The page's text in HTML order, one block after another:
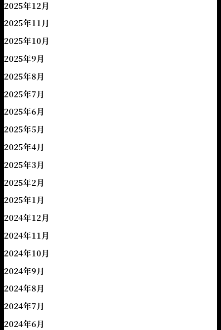
2025年12月
2025年11月
2025年10月
2025年9月
2025年8月
2025年7月
2025年6月
2025年5月
2025年4月
2025年3月
2025年2月
2025年1月
2024年12月
2024年11月
2024年10月
2024年9月
2024年8月
2024年7月
2024年6月